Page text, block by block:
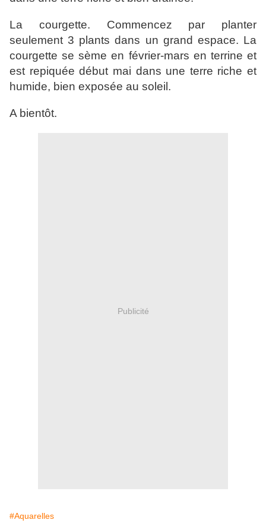
La courgette. Commencez par planter
seulement 3 plants dans un grand espace. La
courgette se sème en février-mars en terrine et
est repiquée début mai dans une terre riche et
humide, bien exposée au soleil.
A bientôt.
Publicité
#Aquarelles